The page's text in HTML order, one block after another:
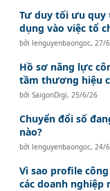
Tư duy tối ưu quy
dụng vào việc tổ
bởilenguyenbaongoc,27/
Hồ sơ năng lực
tầm thương hiệu
bởiSaigonDigi,25/6/26
Chuyển đổi số
nào?
bởilenguyenbaongoc,24/
Vì sao profile
các doanh nghiệp